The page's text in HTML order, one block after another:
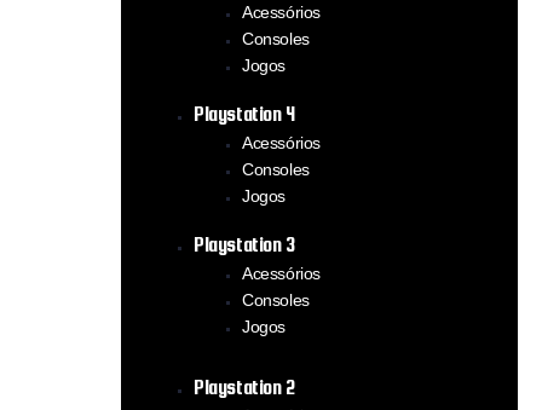
Acessórios
Consoles
Jogos
Playstation 4
Acessórios
Consoles
Jogos
Playstation 3
Acessórios
Consoles
Jogos
Playstation 2